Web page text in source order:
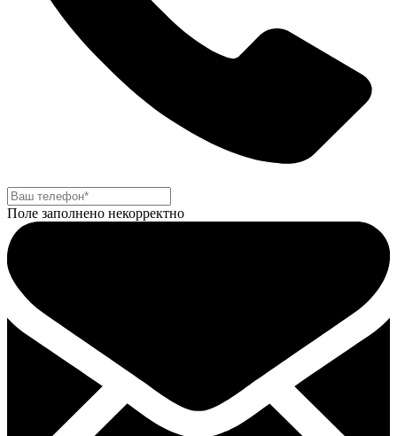
Поле заполнено некорректно